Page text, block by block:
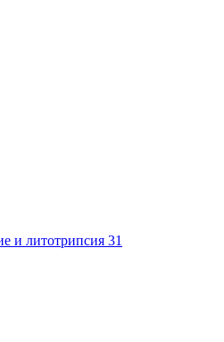
и литотрипсия 31